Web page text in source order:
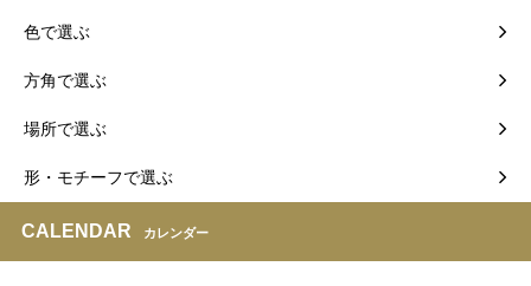
色で選ぶ
方角で選ぶ
場所で選ぶ
形・モチーフで選ぶ
CALENDAR カレンダー